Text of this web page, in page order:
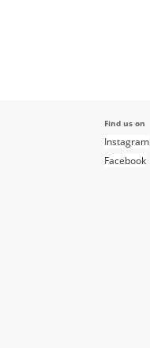
Find us on
Instagram
Facebook